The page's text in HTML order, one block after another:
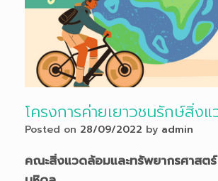
โครงการค่ายเยาวชนรักษ์สิ่ง
Posted on 28/09/2022 by admin
คณะสิ่งแวดล้อมและทรัพยากรศาสต